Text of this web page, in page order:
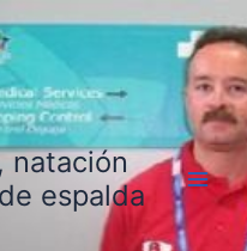
natación
espalda